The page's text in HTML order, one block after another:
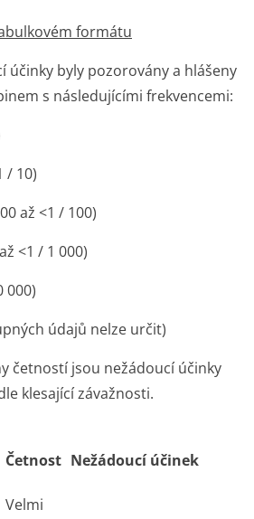
formátu
účinky byly pozorovány a hlášeny
s následujícími frekvencemi:
/ 10)
až <1 / 100)
<1 / 1 000)
000)
údajů nelze určit)
četností jsou nežádoucí účinky
klesající závažnosti.
Četnost Nežádoucí účinek
Velmi